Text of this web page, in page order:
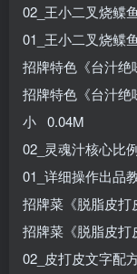
02_王小二叉烧
01_王小二叉烧
招牌特色《台汁
招牌特色《台汁
小 0.04M
02_灵魂汁核心
01_详细操作出
招牌菜《脱脂皮
招牌菜《脱脂皮
02_皮打皮文字